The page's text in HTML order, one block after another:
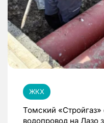
ЖКХ
Томский «Стройгаз»
водопровод на Лазо